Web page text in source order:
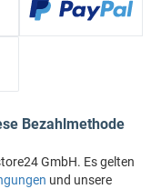
Bezahlmethode
GmbH. Es gelten
und unsere